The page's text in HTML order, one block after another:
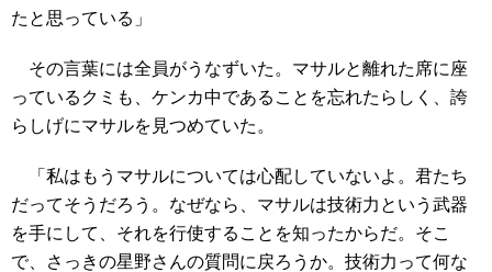
たと思っている」
その言葉には全員がうなずいた。マサルと離れた席に座
っているクミも、ケンカ中であることを忘れたらしく、誇
らしげにマサルを見つめていた。
「私はもうマサルについては心配していないよ。君たち
だってそうだろう。なぜなら、マサルは技術力という武器
を手にして、それを行使することを知ったからだ。そこ
で、さっきの星野さんの質問に戻ろうか。技術力って何な